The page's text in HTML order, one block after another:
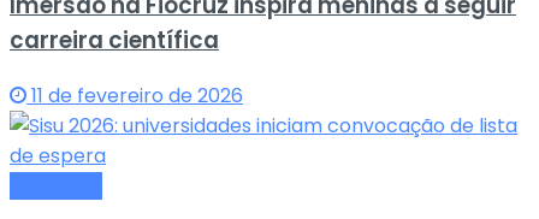
carreira científica
11 de fevereiro de 2026